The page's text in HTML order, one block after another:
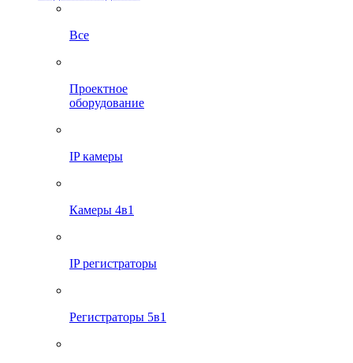
Все
Проектное
оборудование
IP камеры
Камеры 4в1
IP регистраторы
Регистраторы 5в1